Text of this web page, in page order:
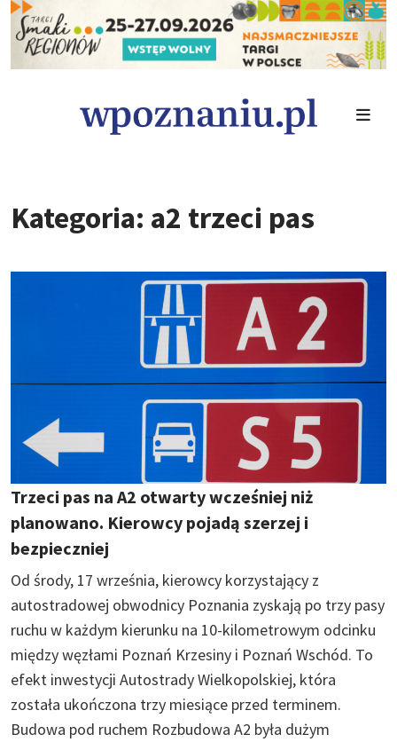
Kategoria: a2 trzeci pas
Trzeci pas na A2 otwarty wcześniej niż
planowano. Kierowcy pojadą szerzej i
bezpieczniej
Od środy, 17 września, kierowcy korzystający z
autostradowej obwodnicy Poznania zyskają po trzy pasy
ruchu w każdym kierunku na 10-kilometrowym odcinku
między węzłami Poznań Krzesiny i Poznań Wschód. To
efekt inwestycji Autostrady Wielkopolskiej, która
została ukończona trzy miesiące przed terminem.
Budowa pod ruchem Rozbudowa A2 była dużym